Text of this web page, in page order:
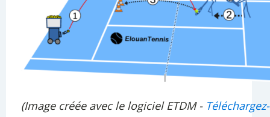
(Image créée avec le logiciel ETDM -